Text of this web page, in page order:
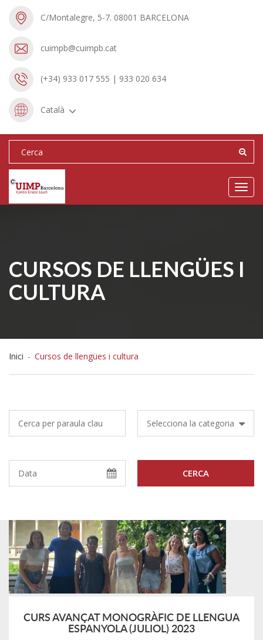
C/Montalegre, 5-7. 08001 BARCELONA
cuimpb@cuimpb.cat
(+34) 933 017 555 | 933 020 634
Català
CURSOS DE LLENGÜES I
CULTURA
Inici - Cursos de llengües i cultura
Selecciona la categoria
CERCA
CURS AVANÇAT MONOGRÀFIC DE LLENGUA
ESPANYOLA (JULIOL) 2023